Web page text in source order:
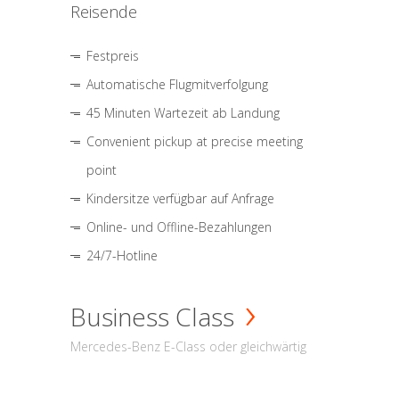
Reisende
Festpreis
Automatische Flugmitverfolgung
45 Minuten Wartezeit ab Landung
Convenient pickup at precise meeting
point
Kindersitze verfügbar auf Anfrage
Online- und Offline-Bezahlungen
24/7-Hotline
Business Class
Mercedes-Benz E-Class oder gleichwärtig